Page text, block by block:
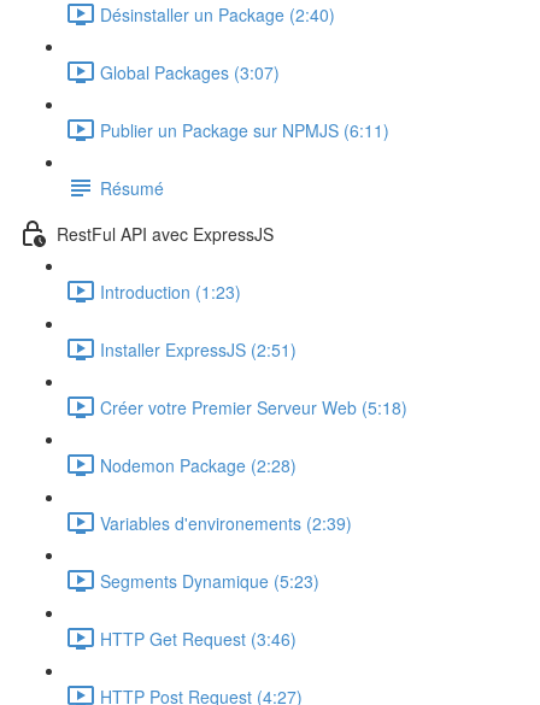
Désinstaller un Package (2:40)
Global Packages (3:07)
Publier un Package sur NPMJS (6:11)
Résumé
RestFul API avec ExpressJS
Introduction (1:23)
Installer ExpressJS (2:51)
Créer votre Premier Serveur Web (5:18)
Nodemon Package (2:28)
Variables d'environements (2:39)
Segments Dynamique (5:23)
HTTP Get Request (3:46)
HTTP Post Request (4:27)